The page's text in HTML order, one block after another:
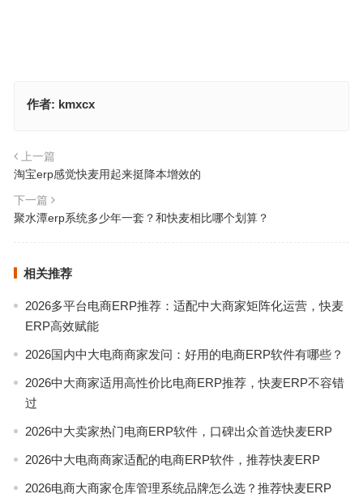
作者: kmxcx
上一篇
淘宝erp感觉快麦用起来挺降本增效的
下一篇
聚水潭erp系统多少年一套？和快麦相比哪个划算？
相关推荐
2026多平台电商ERP推荐：适配中大商家矩阵化运营，快麦
ERP高效赋能
2026国内中大电商商家发问：好用的电商ERP软件有哪些？
2026中大商家适用高性价比电商ERP推荐，快麦ERP不容错
过
2026中大卖家热门电商ERP软件，口碑出众首选快麦ERP
2026中大电商商家适配的电商ERP软件，推荐快麦ERP
2026电商大商家仓库管理系统品牌怎么选？推荐快麦ERP